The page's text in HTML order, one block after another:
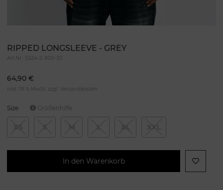
RIPPED LONGSLEEVE - GREY
Art.Nr.: SS24-2-300-30
64,90 €
inkl. 19 % MwSt. zzgl. Versandkosten
Size Größenhilfe
In den Warenkorb